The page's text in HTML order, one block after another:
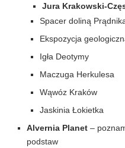
Jura Krakowski-
Spacer doliną
Ekspozycja
Igła Deotymy
Maczuga Herkulesa
Wąwóz Kraków
Jaskinia Łokietka
Alvernia Planet –
podstaw